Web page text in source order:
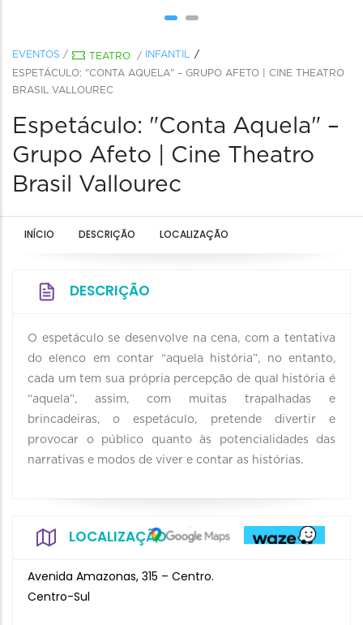
EVENTOS / TEATRO /
INFANTIL
ESPETÁCULO: "CONTA AQUELA" – GRUPO AFETO | CINE THEATRO
BRASIL VALLOUREC
Espetáculo: "Conta Aquela" –
Grupo Afeto | Cine Theatro
Brasil Vallourec
INÍCIO DESCRIÇÃO LOCALIZAÇÃO
DESCRIÇÃO
O espetáculo se desenvolve na cena, com a tentativa
do elenco em contar “aquela história”, no entanto,
cada um tem sua própria percepção de qual história é
“aquela”, assim, com muitas trapalhadas e
brincadeiras, o espetáculo, pretende divertir e
provocar o público quanto às potencialidades das
narrativas e modos de viver e contar as histórias.
LOCALIZAÇÃO
Avenida Amazonas, 315 – Centro.
Centro-Sul